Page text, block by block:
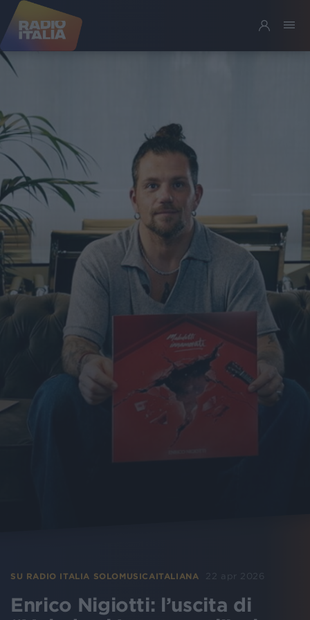
SU RADIO ITALIA SOLOMUSICAITALIANA 22 apr 2026
Enrico Nigiotti: l’uscita di